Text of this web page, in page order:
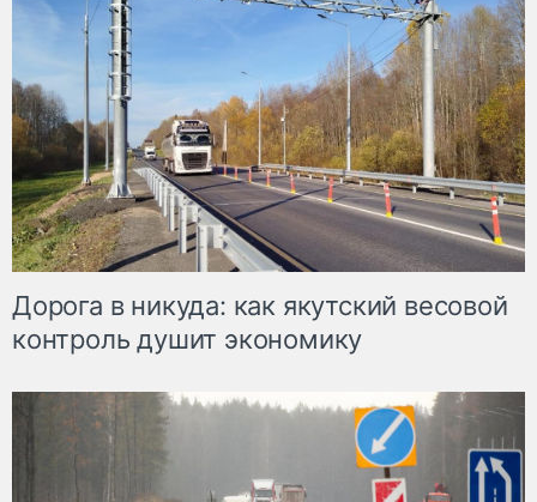
Дорога в никуда: как якутский весовой
контроль душит экономику